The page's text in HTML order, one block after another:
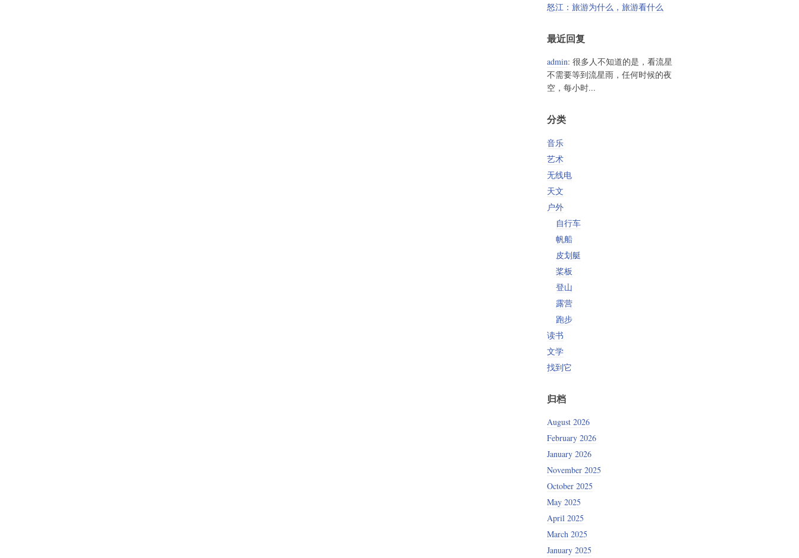
怒江：旅游为什么，旅游看什么
最近回复
admin: 很多人不知道的是，看流星
不需要等到流星雨，任何时候的夜
空，每小时...
分类
音乐
艺术
无线电
天文
户外
自行车
帆船
皮划艇
桨板
登山
露营
跑步
读书
文学
找到它
归档
August 2026
February 2026
January 2026
November 2025
October 2025
May 2025
April 2025
March 2025
January 2025